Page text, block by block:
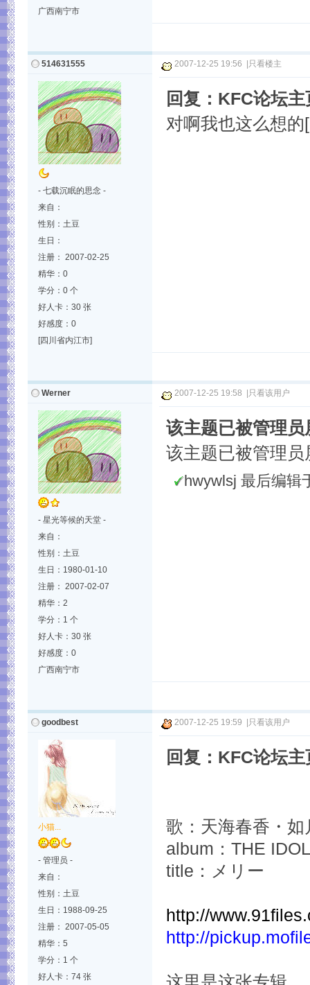
广西南宁市
514631555
- 七载沉眠的思念 -
来自：
性别：土豆
生日：
注册： 2007-02-25
精华：0
学分：0 个
好人卡：30 张
好感度：0
[四川省内江市]
2007-12-25 19:56 只看楼主
回复：KFC论坛
对啊我也这么想
Werner
- 星光等候的天堂 -
来自：
性别：土豆
生日：1980-01-10
注册： 2007-02-07
精华：2
学分：1 个
好人卡：30 张
好感度：0
广西南宁市
2007-12-25 19:58 只看该用户
该主题已被管理员
该主题已被管理员
hwywlsj 最后编辑
goodbest
小猫...
- 管理员 -
来自：
性别：土豆
生日：1988-09-25
注册： 2007-05-05
精华：5
学分：1 个
好人卡：74 张
2007-12-25 19:59 只看该用户
回复：KFC论坛
歌：天海春香・
album：THE
title：メリー
http://
http://